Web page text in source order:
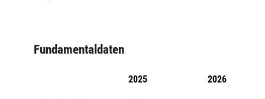
Fundamentaldaten
2025 2026